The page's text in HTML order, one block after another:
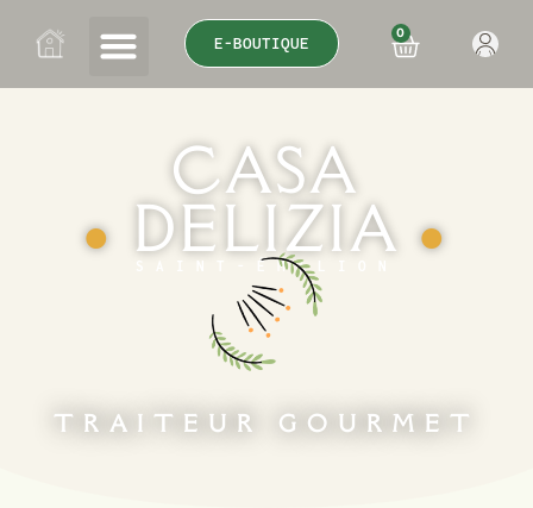
E-BOUTIQUE
0
CASA
● DELIZIA ●
SAINT-ÉMILION
TRAITEUR GOURMET